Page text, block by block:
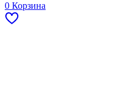
0 Корзина